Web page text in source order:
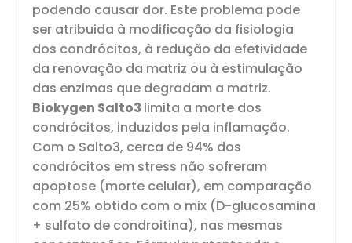
podendo causar dor. Este problema pode
ser atribuida à modificação da fisiologia
dos condrócitos, à redução da efetividade
da renovação da matriz ou à estimulação
das enzimas que degradam a matriz.
Biokygen Salto3 limita a morte dos
condrócitos, induzidos pela inflamação.
Com o Salto3, cerca de 94% dos
condrócitos em stress não sofreram
apoptose (morte celular), em comparação
com 25% obtido com o mix (D-glucosamina
+ sulfato de condroitina), nas mesmas